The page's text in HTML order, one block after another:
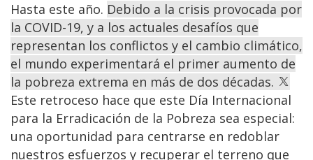
Hasta este año. Debido a la crisis provocada por
la COVID-19, y a los actuales desafíos que
representan los conflictos y el cambio climático,
el mundo experimentará el primer aumento de
la pobreza extrema en más de dos décadas.
Este retroceso hace que este Día Internacional
para la Erradicación de la Pobreza sea especial:
una oportunidad para centrarse en redoblar
nuestros esfuerzos y recuperar el terreno que